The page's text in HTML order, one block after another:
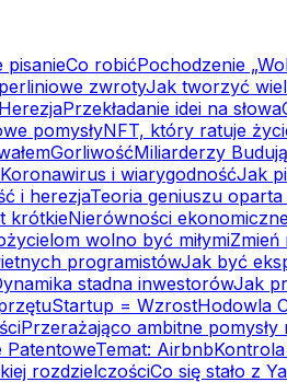
pisanieCo robićPochodzenie
zwrotyJak tworzyć
HerezjaPrzekładanie idei na słowa
pomysłyNFT, który ratuje
GorliwośćMiliarderzy Budują
Koronawirus i wiarygodnośćJak
i herezjaTeoria geniuszu
krótkieNierówności
wolno być miłymiZmień
programistówJak być
stadna inwestorówJak
Startup = WzrostHodowla
Przerażająco ambitne
PatentoweTemat: AirbnbKontrola
rozdzielczościCo się stało z